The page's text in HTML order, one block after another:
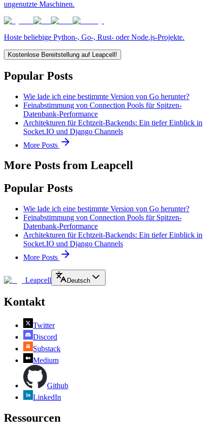
ungenutzte Maschinen.
Hoste beliebige Python-, Go-, Rust- oder Node.js-Projekte.
Kostenlose Bereitstellung auf Leapcell!
Popular Posts
Wie lade ich eine bestimmte Version von Go herunter?
Feinabstimmung von Connection Pools für Spitzen-
Datenbank-Performance
Architekturen für Echtzeit-Backends: Ein tiefer Einblick in
Socket.IO und Django Channels
More Posts
More Posts from Leapcell
Popular Posts
Wie lade ich eine bestimmte Version von Go herunter?
Feinabstimmung von Connection Pools für Spitzen-
Datenbank-Performance
Architekturen für Echtzeit-Backends: Ein tiefer Einblick in
Socket.IO und Django Channels
More Posts
Leapcell Deutsch
Kontakt
Twitter
Discord
Substack
Medium
Github
LinkedIn
Ressourcen